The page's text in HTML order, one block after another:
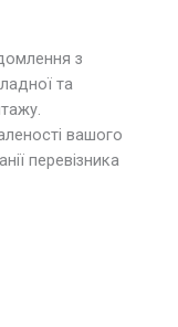
з
та
вашого
перевізника